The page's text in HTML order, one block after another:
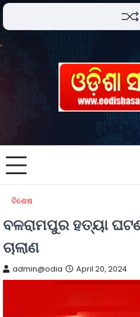
ବିଶେଷ
ବଳରାମପୁର ହତ୍ୟା
ଚାଲାଣ
admin@odia April 20, 2024